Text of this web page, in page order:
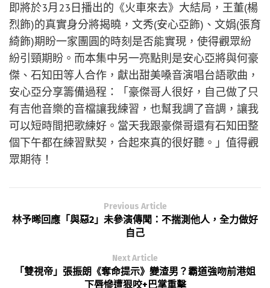
即將於3月23日播出的《火車來去》大結局，王董(楊
烈飾)的真實身分將揭曉，文秀(安心亞飾)、文娟(張育
綺飾)期盼一家團圓的時刻是否能實現，使得觀眾紛
紛引頸期盼。而本集中另一亮點則是安心亞將與何豪
傑、石知田等人合作，獻出甜美嗓音演唱台語歌曲，
安心亞分享籌備過程：「豪傑哥人很好，自己做了只
有吉他音樂的音檔讓我練習，也幫我調了音調，讓我
可以短時間把歌練好。當天我跟豪傑哥還有石知田整
個下午都在練習默契，合起來真的很好聽。」值得觀
眾期待！
Previous Article
林予晞回應「與惡2」未參演傳聞：不揣測他人，全力做好
自己
Next Article
「雙視帝」張振朗《奪命提示》變渣男？霸道強吻前港姐
下唇慘遭狠咬+巴掌重擊